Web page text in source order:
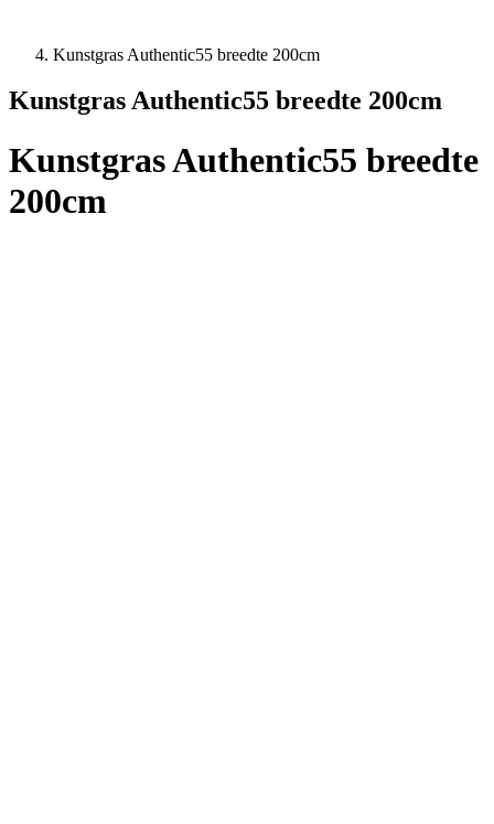
Kunstgras Authentic55 breedte 200cm
Kunstgras Authentic55 breedte 200cm
Kunstgras Authentic55 breedte
200cm